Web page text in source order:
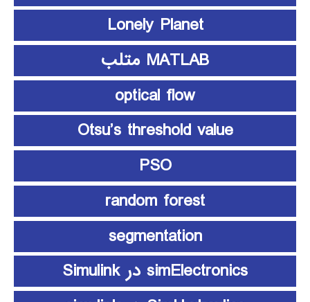
Lonely Planet
MATLAB متلب
optical flow
Otsu’s threshold value
PSO
random forest
segmentation
simElectronics در Simulink